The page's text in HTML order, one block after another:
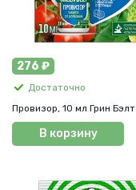
276 ₽
Достаточно
Провизор, 10 мл Грин Бэлт
В корзину